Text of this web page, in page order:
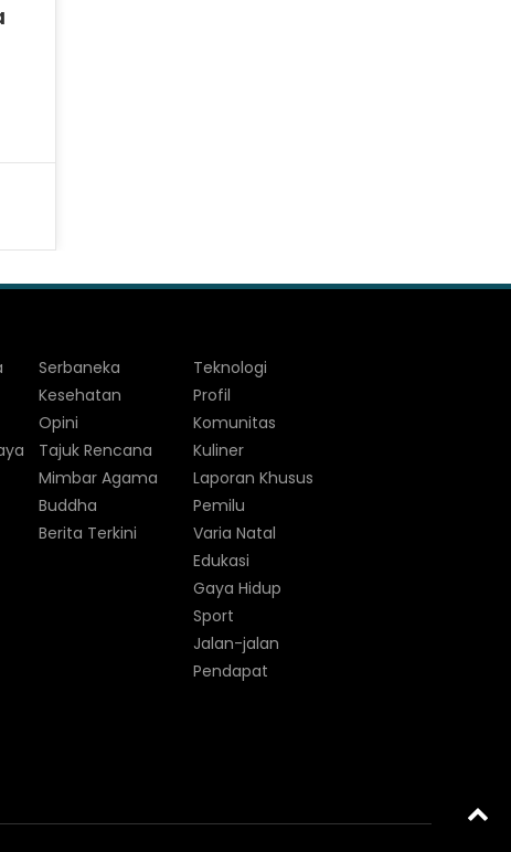
Serbaneka
Kesehatan
Opini
Tajuk Rencana
Mimbar Agama
Buddha
Berita Terkini
Teknologi
Profil
Komunitas
Kuliner
Laporan Khusus
Pemilu
Varia Natal
Edukasi
Gaya Hidup
Sport
Jalan-jalan
Pendapat